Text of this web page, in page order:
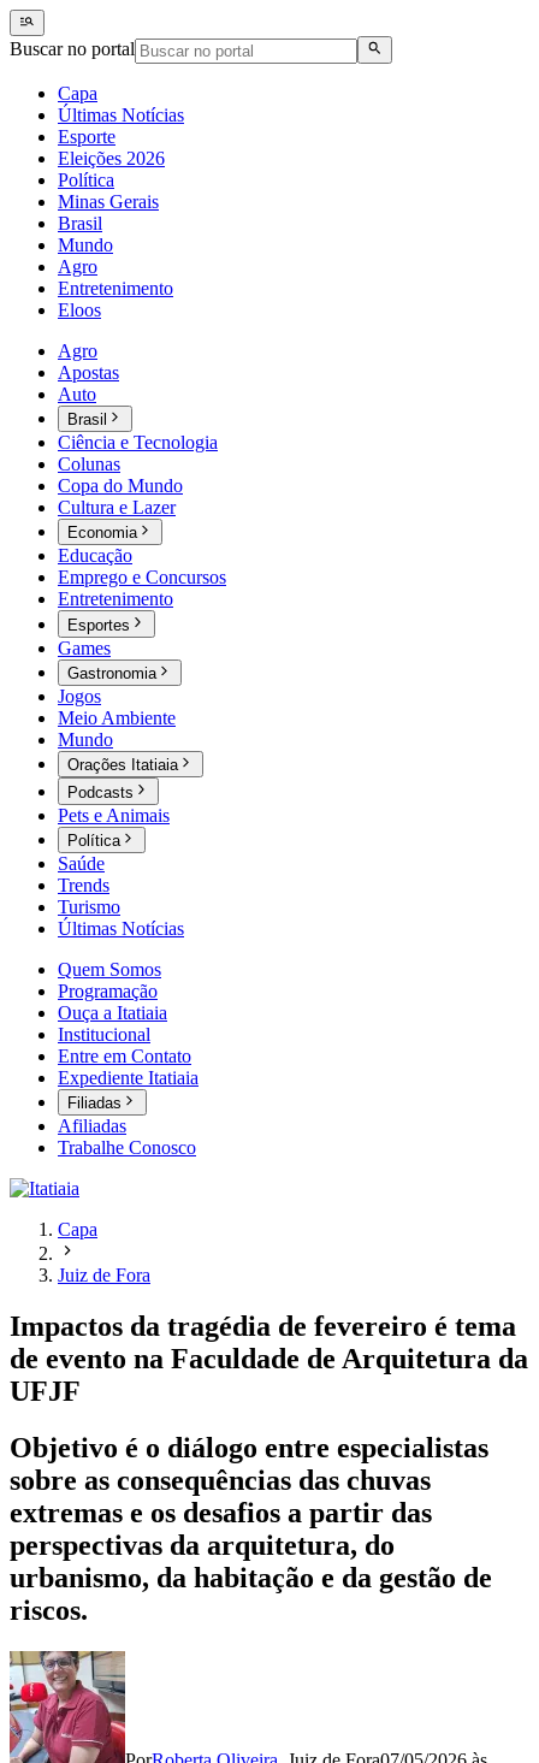
Buscar no portal
Capa
Últimas Notícias
Esporte
Eleições 2026
Política
Minas Gerais
Brasil
Mundo
Agro
Entretenimento
Eloos
Agro
Apostas
Auto
Brasil
Ciência e Tecnologia
Colunas
Copa do Mundo
Cultura e Lazer
Economia
Educação
Emprego e Concursos
Entretenimento
Esportes
Games
Gastronomia
Jogos
Meio Ambiente
Mundo
Orações Itatiaia
Podcasts
Pets e Animais
Política
Saúde
Trends
Turismo
Últimas Notícias
Quem Somos
Programação
Ouça a Itatiaia
Institucional
Entre em Contato
Expediente Itatiaia
Filiadas
Afiliadas
Trabalhe Conosco
Capa
Juiz de Fora
Impactos da tragédia de fevereiro é tema
de evento na Faculdade de Arquitetura da
UFJF
Objetivo é o diálogo entre especialistas
sobre as consequências das chuvas
extremas e os desafios a partir das
perspectivas da arquitetura, do
urbanismo, da habitação e da gestão de
riscos.